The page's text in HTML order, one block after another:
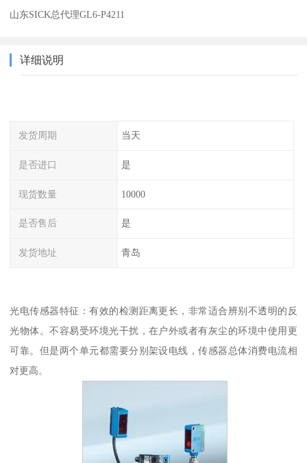
山东SICK总代理GL6-P4211
详细说明
发货周期 当天
是否进口 是
现货数量 10000
是否售后 是
发货地址 青岛
光电传感器特征：有效的检测距离更长，非常适合辨别不透明的反
光物体。不容易受环境光干扰，在户外或者有灰尘的环境中使用更
可靠。但是两个单元都需要分别架设电线，传感器总体消费电流相
对更高。